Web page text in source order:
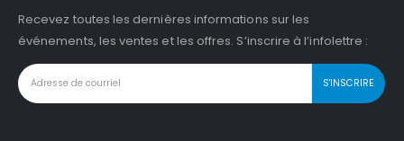
Recevez toutes les dernières informations sur les
événements, les ventes et les offres. S’inscrire à l’infolettre :